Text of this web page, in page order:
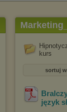
kurs
sortuj
język